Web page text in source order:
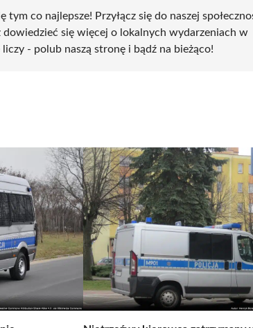
co najlepsze! Przyłącz się do naszej
dowiedzieć się więcej o lokalnych wydarzeniach w
- polub naszą stronę i bądź na bieżąco!